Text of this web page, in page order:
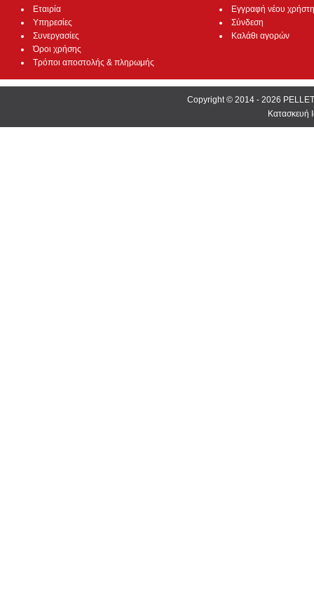
Εταιρία
Υπηρεσίες
Συνεργασίες
Όροι χρήσης
Τρόποι αποστολής & πληρωμής
Εγγραφή νέου χρήστη
Σύνδεση
Καλάθι αγορών
Copyright © 2014 - 2026
Κατασκευή